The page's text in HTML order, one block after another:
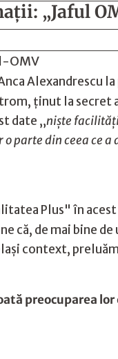
„Jaful
Alexandrescu
ținut la secret
date „niște
o parte din ceea ce
Plus" în
că, de mai bine
context,
preocuparea